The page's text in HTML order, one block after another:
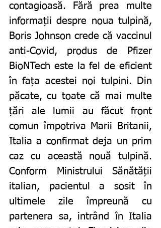
contagioasă. Fără prea multe
informații despre noua tulpină,
Boris Johnson crede că vaccinul
anti-Covid, produs de Pfizer
BioNTech este la fel de eficient
în fața acestei noi tulpini. Din
păcate, cu toate că mai multe
țări ale lumii au făcut front
comun împotriva Marii Britanii,
Italia a confirmat deja un prim
caz cu această nouă tulpină.
Conform Ministrului Sănătății
italian, pacientul a sosit în
ultimele zile împreună cu
partenera sa, intrând în Italia